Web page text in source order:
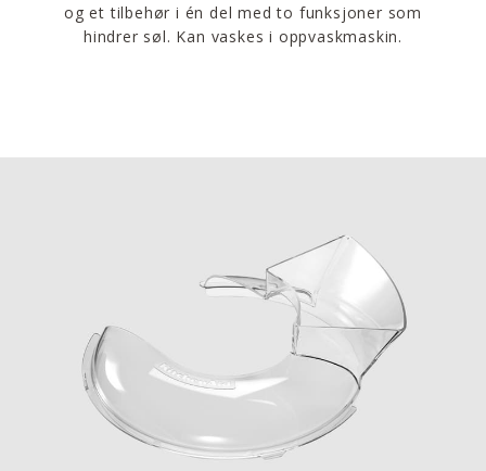
og et tilbehør i én del med to funksjoner som
hindrer søl. Kan vaskes i oppvaskmaskin.